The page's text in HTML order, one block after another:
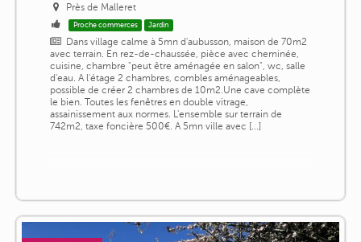
Près de Malleret
Proche commerces Jardin
Dans village calme à 5mn d'aubusson, maison de 70m2
avec terrain. En rez-de-chaussée, pièce avec cheminée,
cuisine, chambre "peut être aménagée en salon", wc, salle
d'eau. A l'étage 2 chambres, combles aménageables,
possible de créer 2 chambres de 10m2.Une cave complète
le bien. Toutes les fenêtres en double vitrage,
assainissement aux normes. L'ensemble sur terrain de
742m2, taxe foncière 500€. A 5mn ville avec [...]